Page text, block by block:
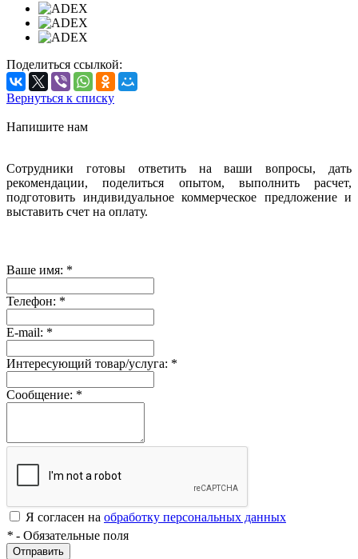
Поделиться ссылкой:
Вернуться к списку
Напишите нам
Сотрудники готовы ответить на ваши вопросы, дать
рекомендации, поделиться опытом, выполнить расчет,
подготовить индивидуальное коммерческое предложение и
выставить счет на оплату.
Ваше имя: *
Телефон: *
E-mail: *
Интересующий товар/услуга: *
Сообщение: *
Я согласен на обработку персональных данных
* - Обязательные поля
Отправить